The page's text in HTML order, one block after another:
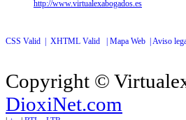
http://www.virtualexabogados.es
CSS Valid | XHTML Valid | Mapa Web |Aviso
Copyright ©
DioxiNet.com